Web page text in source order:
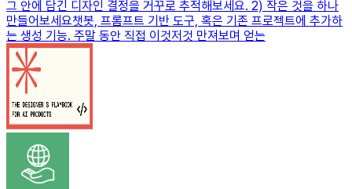
그 안에 담긴 디자인 결정을 거꾸로 추적해보세요. 2) 작은 것을 하나
만들어보세요챗봇, 프롬프트 기반 도구, 혹은 기존 프로젝트에 추가하
는 생성 기능. 주말 동안 직접 이것저것 만져보며 얻는